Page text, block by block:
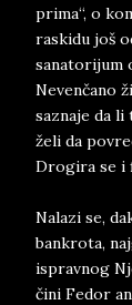
prima“, o
raskidu još
sanatorijum
Nevenčano
saznaje da
želi da
Drogira se i
Nalazi se,
bankrota,
ispravnog
čini Fedor